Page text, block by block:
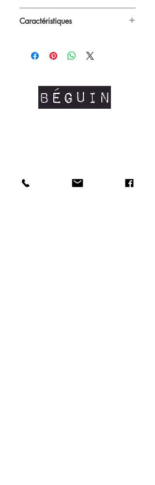
mais nous recommandons néanmoins un
Caractéristiques
Unisex (convient aux femmes et aux
hommes)
organique certifié OCS #coton bio
Manches courtes
Coutures latérales